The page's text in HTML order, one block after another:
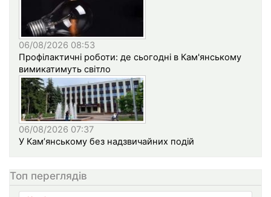
06/08/2026 08:53
Профілактичні роботи: де сьогодні в Кам'янському
вимикатимуть світло
06/08/2026 07:37
У Кам’янському без надзвичайних подій
Топ переглядів